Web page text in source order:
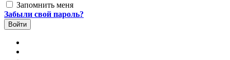
Запомнить меня
Забыли свой пароль?